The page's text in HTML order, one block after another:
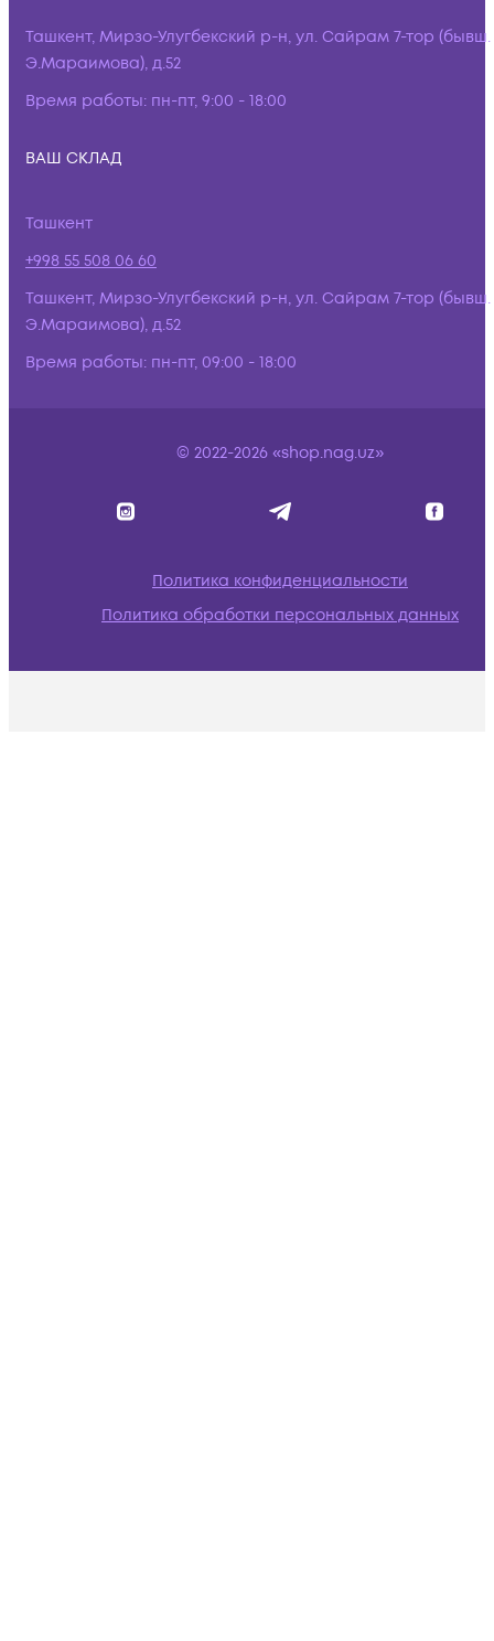
Ташкент, Мирзо-Улугбекский р-н, ул. Сайрам 7-тор (бывш.
Э.Мараимова), д.52
Время работы: пн-пт, 9:00 - 18:00
ВАШ СКЛАД
Ташкент
+998 55 508 06 60
Ташкент, Мирзо-Улугбекский р-н, ул. Сайрам 7-тор (бывш.
Э.Мараимова), д.52
Время работы: пн-пт, 09:00 - 18:00
© 2022-2026 «shop.nag.uz»
Политика конфиденциальности
Политика обработки персональных данных